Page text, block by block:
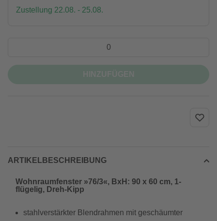
Zustellung 22.08. - 25.08.
ARTIKELBESCHREIBUNG
Wohnraumfenster »76/3«, BxH: 90 x 60 cm, 1-
flügelig, Dreh-Kipp
stahlverstärkter Blendrahmen mit geschäumter